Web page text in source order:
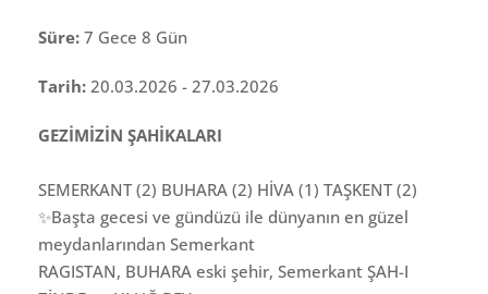
Süre: 7 Gece 8 Gün
Tarih: 20.03.2026 - 27.03.2026
GEZİMİZİN ŞAHİKALARI
SEMERKANT (2) BUHARA (2) HİVA (1) TAŞKENT (2)
✨Başta gecesi ve gündüzü ile dünyanın en güzel
meydanlarından Semerkant
RAGISTAN, BUHARA eski şehir, Semerkant ŞAH-I